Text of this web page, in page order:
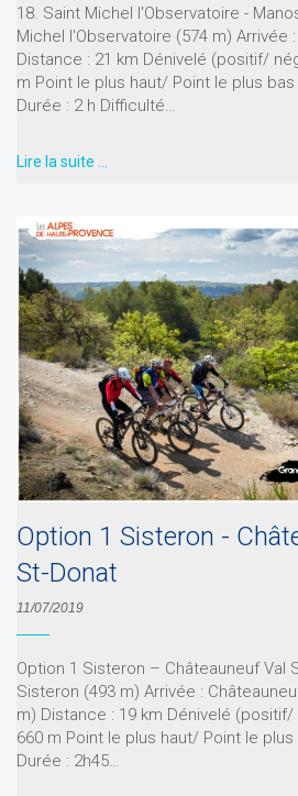
18. Saint Michel l'Observatoire -
Michel l'Observatoire (574 m) Arrivée
Distance : 21 km Dénivelé (positif/
m Point le plus haut/ Point le plus
Durée : 2 h Difficulté…
Lire la suite …
Option 1 Sisteron -
St-Donat
11/07/2019
Option 1 Sisteron – Châteauneuf Val
Sisteron (493 m) Arrivée :
m) Distance : 19 km Dénivelé
660 m Point le plus haut/ Point le
Durée : 2h45…